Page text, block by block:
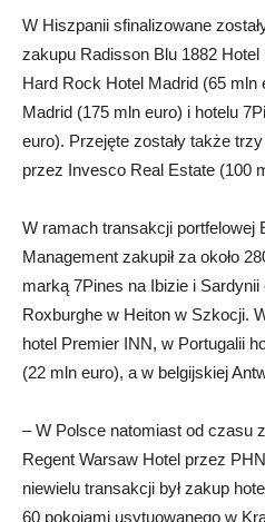
W Hiszpanii sfinalizowane
zakupu Radisson Blu 1882
Hard Rock Hotel Madrid (65 mln
Madrid (175 mln euro) i hotelu
euro). Przejęte zostały także
przez Invesco Real Estate (100
W ramach transakcji portfelowej
Management zakupił za około
marką 7Pines na Ibizie i
Roxburghe w Heiton w Szkocji.
hotel Premier INN, w Portugalii
(22 mln euro), a w belgijskiej
– W Polsce natomiast od czasu
Regent Warsaw Hotel przez
niewielu transakcji był zakup
60 pokojami usytuowanego w